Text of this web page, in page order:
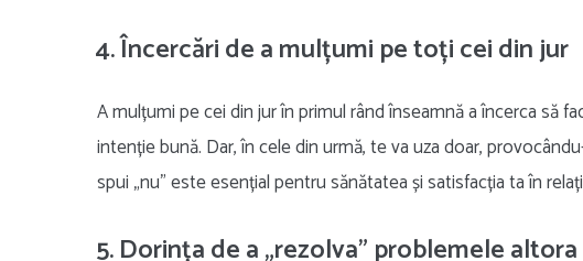
4. Încercări de a mulțumi pe toți cei din jur
A mulțumi pe cei din jur în primul rând înseamnă a încerca să
intenție bună. Dar, în cele din urmă, te va uza doar,
spui „nu” este esențial pentru sănătatea și satisfacția ta în
5. Dorința de a „rezolva” problemele altora